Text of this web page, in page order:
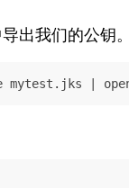
出我们的公钥
|